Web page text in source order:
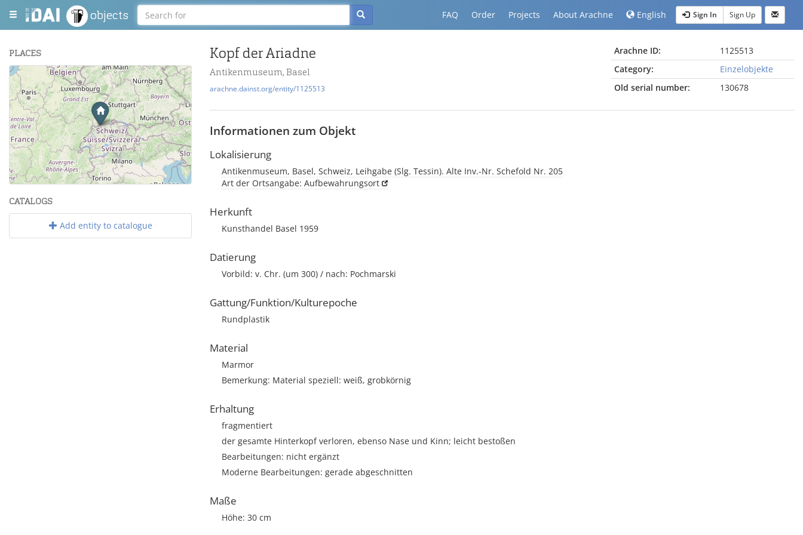
objects FAQ Order Projects About Arachne English Sign In Sign Up
PLACES
+
−
Leaflet| Maps and Data ©OpenStreetMap.
CATALOGS
Add entity to catalogue
Kopf der Ariadne
Antikenmuseum, Basel
arachne.dainst.org/entity/1125513
Arachne ID:
1125513
Category:
Einzelobjekte
Old serial number:
130678
Informationen zum Objekt
Lokalisierung
Antikenmuseum, Basel, Schweiz, Leihgabe (Slg. Tessin). Alte Inv.-Nr. Schefold Nr. 205
Art der Ortsangabe: Aufbewahrungsort
Herkunft
Kunsthandel Basel 1959
Datierung
Vorbild: v. Chr. (um 300) / nach: Pochmarski
Gattung/Funktion/Kulturepoche
Rundplastik
Material
Marmor
Bemerkung: Material speziell: weiß, grobkörnig
Erhaltung
fragmentiert
der gesamte Hinterkopf verloren, ebenso Nase und Kinn; leicht bestoßen
Bearbeitungen: nicht ergänzt
Moderne Bearbeitungen: gerade abgeschnitten
Maße
Höhe: 30 cm